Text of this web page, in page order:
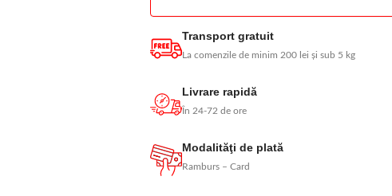
Transport gratuit
La comenzile de minim 200 lei și sub 5 kg
Livrare rapidă
În 24-72 de ore
Modalităţi de plată
Ramburs – Card